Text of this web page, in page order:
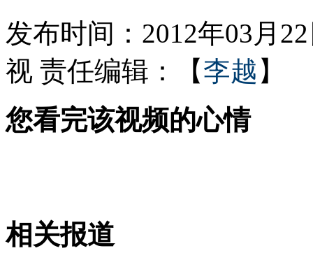
各地小偷聚集开年会搞竞赛被一锅端
北京男篮总决赛首战胜广东场面火爆
发布时间：2012年03月
视 责任编辑：【李越 】
您看完该视频的心情
相关报道